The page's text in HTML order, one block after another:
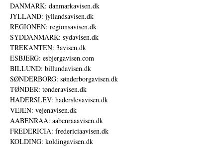
DANMARK: danmarkavisen.dk
JYLLAND: jyllandsavisen.dk
REGIONEN: regionsavisen.dk
SYDDANMARK: sydavisen.dk
TREKANTEN: 3avisen.dk
ESBJERG: esbjergavisen.com
BILLUND: billundavisen.dk
SØNDERBORG: sønderborgavisen.dk
TØNDER: tønderavisen.dk
HADERSLEV: haderslevavisen.dk
VEJEN: vejenavisen.dk
AABENRAA: aabenraaavisen.dk
FREDERICIA: fredericiaavisen.dk
KOLDING: koldingavisen.dk